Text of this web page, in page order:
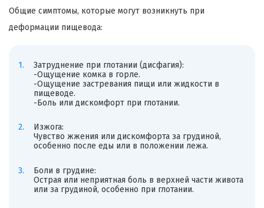
Общие симптомы, которые могут возникнуть при
деформации пищевода:
Затруднение при глотании (дисфагия):
-Ощущение комка в горле.
-Ощущение застревания пищи или жидкости в
пищеводе.
-Боль или дискомфорт при глотании.
Изжога:
Чувство жжения или дискомфорта за грудиной,
особенно после еды или в положении лежа.
Боли в грудине:
Острая или неприятная боль в верхней части живота
или за грудиной, особенно при глотании.